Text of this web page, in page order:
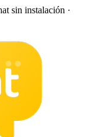
sin instalación ·